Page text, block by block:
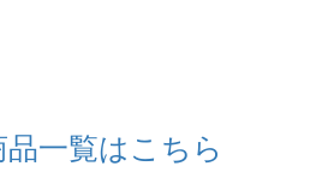
品一覧はこちら